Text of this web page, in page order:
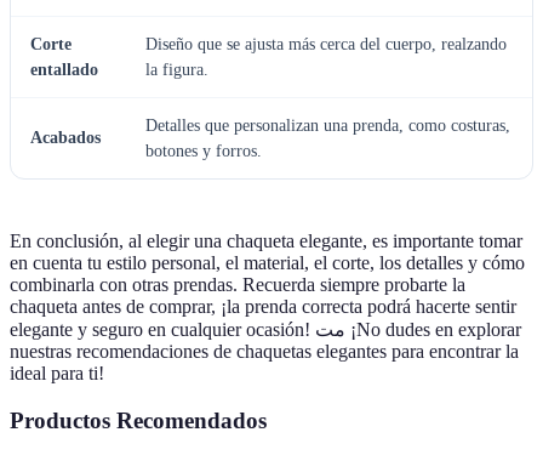
Corte
entallado
Diseño que se ajusta más cerca del cuerpo, realzando
la figura.
Acabados
Detalles que personalizan una prenda, como costuras,
botones y forros.
En conclusión, al elegir una chaqueta elegante, es importante tomar
en cuenta tu estilo personal, el material, el corte, los detalles y cómo
combinarla con otras prendas. Recuerda siempre probarte la
chaqueta antes de comprar, ¡la prenda correcta podrá hacerte sentir
elegante y seguro en cualquier ocasión! مت ¡No dudes en explorar
nuestras recomendaciones de chaquetas elegantes para encontrar la
ideal para ti!
Productos Recomendados